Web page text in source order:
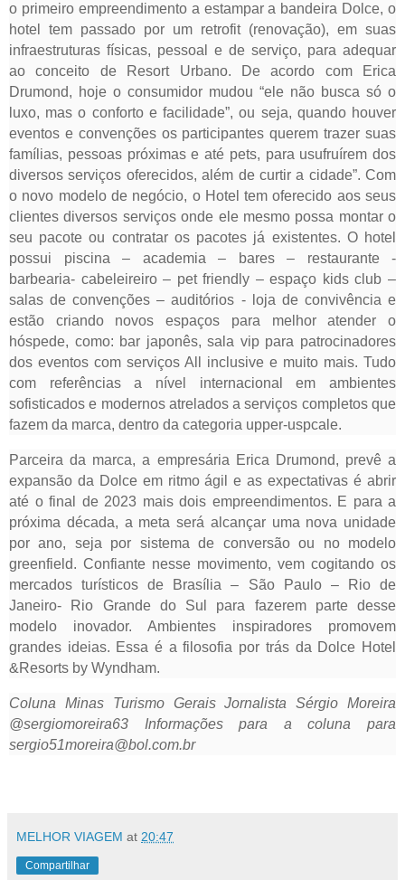
o primeiro empreendimento a estampar a bandeira Dolce, o
hotel tem passado por um retrofit (renovação), em suas
infraestruturas físicas, pessoal e de serviço, para adequar
ao conceito de Resort Urbano. De acordo com Erica
Drumond, hoje o consumidor mudou “ele não busca só o
luxo, mas o conforto e facilidade”, ou seja, quando houver
eventos e convenções os participantes querem trazer suas
famílias, pessoas próximas e até pets, para usufruírem dos
diversos serviços oferecidos, além de curtir a cidade”. Com
o novo modelo de negócio, o Hotel tem oferecido aos seus
clientes diversos serviços onde ele mesmo possa montar o
seu pacote ou contratar os pacotes já existentes. O hotel
possui piscina – academia – bares – restaurante -
barbearia- cabeleireiro – pet friendly – espaço kids club –
salas de convenções – auditórios - loja de convivência e
estão criando novos espaços para melhor atender o
hóspede, como: bar japonês, sala vip para patrocinadores
dos eventos com serviços All inclusive e muito mais. Tudo
com referências a nível internacional em ambientes
sofisticados e modernos atrelados a serviços completos que
fazem da marca, dentro da categoria upper-uspcale.
Parceira da marca, a empresária Erica Drumond, prevê a
expansão da Dolce em ritmo ágil e as expectativas é abrir
até o final de 2023 mais dois empreendimentos. E para a
próxima década, a meta será alcançar uma nova unidade
por ano, seja por sistema de conversão ou no modelo
greenfield. Confiante nesse movimento, vem cogitando os
mercados turísticos de Brasília – São Paulo – Rio de
Janeiro- Rio Grande do Sul para fazerem parte desse
modelo inovador. Ambientes inspiradores promovem
grandes ideias. Essa é a filosofia por trás da Dolce Hotel
&Resorts by Wyndham.
Coluna Minas Turismo Gerais Jornalista Sérgio Moreira
@sergiomoreira63 Informações para a coluna para
sergio51moreira@bol.com.br
MELHOR VIAGEM at 20:47
Compartilhar